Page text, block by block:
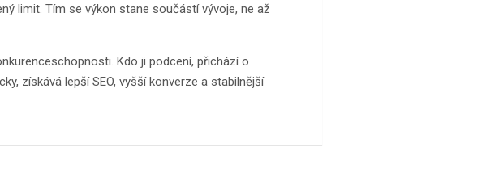
limit. Tím se výkon stane součástí vývoje, ne až
Kdo ji podcení, přichází o
získává lepší SEO, vyšší konverze a stabilnější